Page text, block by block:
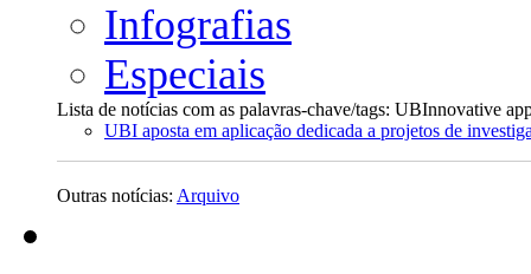
Infografias
Especiais
Lista de notícias com as palavras-chave/tags: UBInnovative
UBI aposta em aplicação dedicada a projetos de
Outras notícias: Arquivo